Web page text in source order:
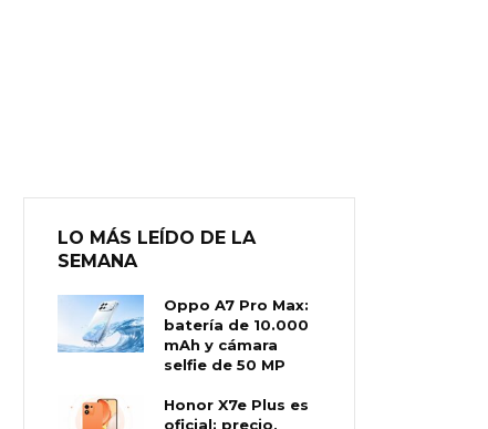
LO MÁS LEÍDO DE LA
SEMANA
Oppo A7 Pro Max:
batería de 10.000
mAh y cámara
selfie de 50 MP
Honor X7e Plus es
oficial: precio,